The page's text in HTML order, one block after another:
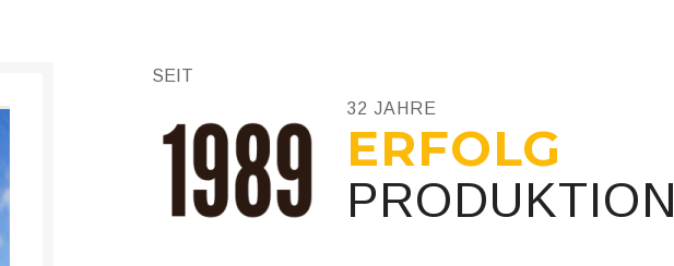
SEIT
32 JAHRE
ERFOLG
PRODUKTION